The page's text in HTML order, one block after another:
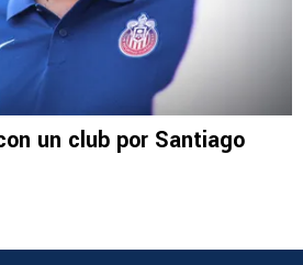
un club por Santiago